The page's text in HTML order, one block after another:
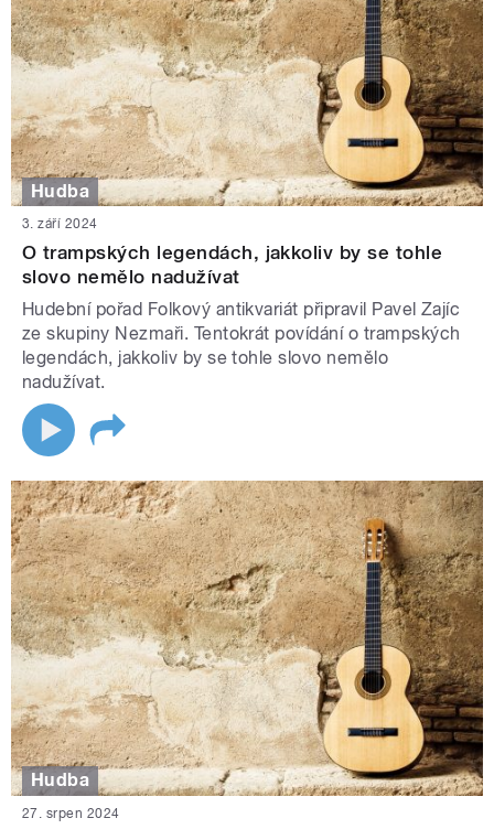
Hudba
3. září 2024
O trampských legendách, jakkoliv by se tohle
slovo nemělo nadužívat
Hudební pořad Folkový antikvariát připravil Pavel Zajíc
ze skupiny Nezmaři. Tentokrát povídání o trampských
legendách, jakkoliv by se tohle slovo nemělo
nadužívat.
Hudba
27. srpen 2024